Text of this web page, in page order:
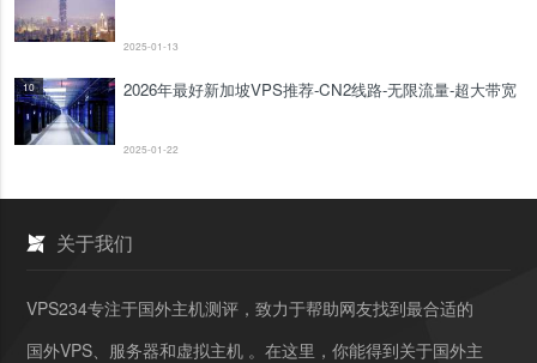
2025-01-13
10 2026年最好新加坡VPS推荐-CN2线路-无限流量-超大带宽
2025-01-22
关于我们
VPS234专注于国外主机测评，致力于帮助网友找到最合适的
国外VPS、服务器和虚拟主机 。在这里，你能得到关于国外主